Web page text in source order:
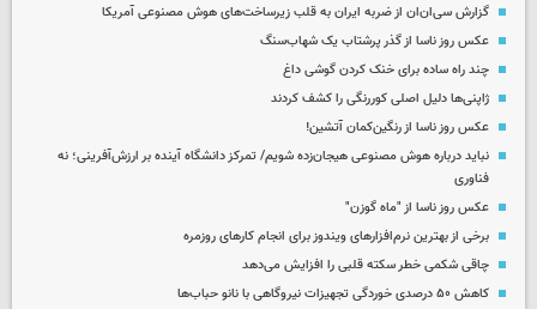
گزارش سی‌ان‌ان از ضربه ایران به قلب زیرساخت‌های هوش مصنوعی آمریکا
عکس روز ناسا از گذر پرشتاب یک شهاب‌سنگ
چند راه‌ ساده برای خنک کردن گوشی داغ
ژاپنی‌ها دلیل اصلی کوررنگی را کشف کردند
عکس روز ناسا از رنگین‌کمان آتشین!
نباید درباره هوش مصنوعی هیجان‌زده شویم/ تمرکز دانشگاه آینده بر ارزش‌آفرینی؛ نه
فناوری
عکس روز ناسا از "ماه گوزن"
برخی از بهترین نرم‌افزارهای ویندوز برای انجام کارهای روزمره
چاقی شکمی خطر سکته قلبی را افزایش می‌دهد
کاهش ۵۰ درصدی خوردگی تجهیزات نیروگاهی با نانو حباب‌ها